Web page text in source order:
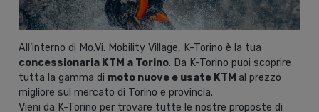
All’interno di Mo.Vi. Mobility Village, K-Torino è la tua
concessionaria KTM a Torino. Da K-Torino puoi scoprire
tutta la gamma di moto nuove e usate KTM al prezzo
migliore sul mercato di Torino e provincia.
Vieni da K-Torino per trovare tutte le nostre proposte di